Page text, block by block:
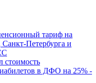
тариф на
Петербурга и
стоимость
в ДФО на 25% -